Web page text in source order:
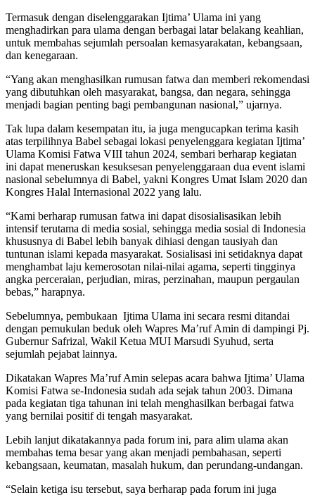
Termasuk dengan diselenggarakan Ijtima’ Ulama ini yang
menghadirkan para ulama dengan berbagai latar belakang keahlian,
untuk membahas sejumlah persoalan kemasyarakatan, kebangsaan,
dan kenegaraan.
“Yang akan menghasilkan rumusan fatwa dan memberi rekomendasi
yang dibutuhkan oleh masyarakat, bangsa, dan negara, sehingga
menjadi bagian penting bagi pembangunan nasional,” ujarnya.
Tak lupa dalam kesempatan itu, ia juga mengucapkan terima kasih
atas terpilihnya Babel sebagai lokasi penyelenggara kegiatan Ijtima’
Ulama Komisi Fatwa VIII tahun 2024, sembari berharap kegiatan
ini dapat meneruskan kesuksesan penyelenggaraan dua event islami
nasional sebelumnya di Babel, yakni Kongres Umat Islam 2020 dan
Kongres Halal Internasional 2022 yang lalu.
“Kami berharap rumusan fatwa ini dapat disosialisasikan lebih
intensif terutama di media sosial, sehingga media sosial di Indonesia
khususnya di Babel lebih banyak dihiasi dengan tausiyah dan
tuntunan islami kepada masyarakat. Sosialisasi ini setidaknya dapat
menghambat laju kemerosotan nilai-nilai agama, seperti tingginya
angka perceraian, perjudian, miras, perzinahan, maupun pergaulan
bebas,” harapnya.
Sebelumnya, pembukaan Ijtima Ulama ini secara resmi ditandai
dengan pemukulan beduk oleh Wapres Ma’ruf Amin di dampingi Pj.
Gubernur Safrizal, Wakil Ketua MUI Marsudi Syuhud, serta
sejumlah pejabat lainnya.
Dikatakan Wapres Ma’ruf Amin selepas acara bahwa Ijtima’ Ulama
Komisi Fatwa se-Indonesia sudah ada sejak tahun 2003. Dimana
pada kegiatan tiga tahunan ini telah menghasilkan berbagai fatwa
yang bernilai positif di tengah masyarakat.
Lebih lanjut dikatakannya pada forum ini, para alim ulama akan
membahas tema besar yang akan menjadi pembahasan, seperti
kebangsaan, keumatan, masalah hukum, dan perundang-undangan.
“Selain ketiga isu tersebut, saya berharap pada forum ini juga